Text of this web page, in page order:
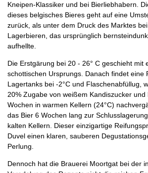
Kneipen-Klassiker und bei Bierliebhabern.
dieses belgisches Bieres geht auf eine
zurück, als unter dem Druck des Marktes
Lagerbieren, das ursprünglich
aufhellte.
Die Erstgärung bei 20 - 26° C geschieht mit
schottischen Ursprungs. Danach findet eine
Lagertanks bei -2°C und Flaschenabfüllug,
20% Zugabe von weißem Kandiszucker und
Wochen in warmen Kellern (24°C)
das Bier 6 Wochen lang zur
kalten Kellern. Dieser einzigartige
Duvel einen klaren, sauberen
Perlung.
Dennoch hat die Brauerei Moortgat bei der